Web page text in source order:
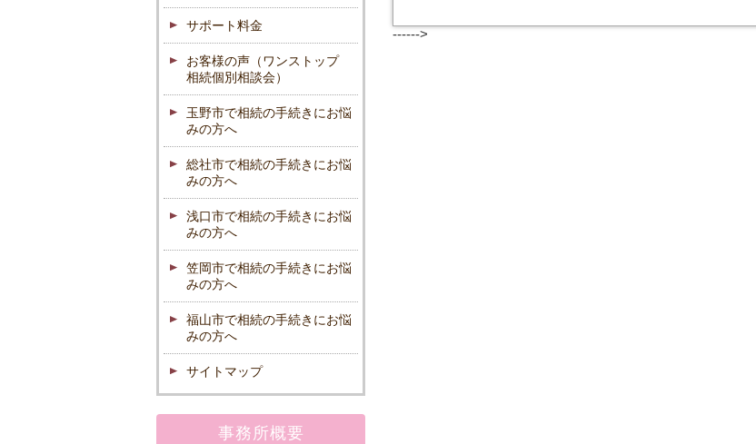
------>
サポート料金
お客様の声（ワンストップ
相続個別相談会）
玉野市で相続の手続きにお悩
みの方へ
総社市で相続の手続きにお悩
みの方へ
浅口市で相続の手続きにお悩
みの方へ
笠岡市で相続の手続きにお悩
みの方へ
福山市で相続の手続きにお悩
みの方へ
サイトマップ
事務所概要